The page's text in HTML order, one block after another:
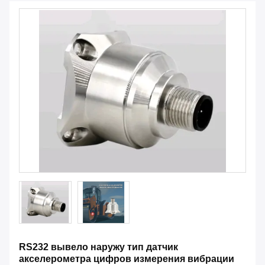
RS232 вывело наружу тип датчик
акселерометра цифров измерения вибрации